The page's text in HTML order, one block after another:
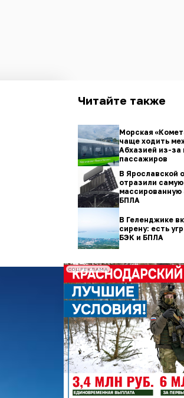
Читайте также
Морская
чаще ходить
Абхазией из-за
пассажиров
В Ярославской
отразили самую
массированную
БПЛА
В Геленджике
сирену: есть
БЭК и БПЛА
СОЦРЕКЛАМА